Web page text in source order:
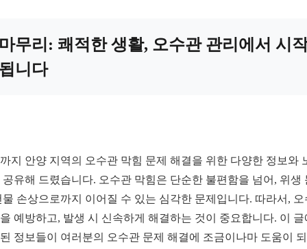
무리: 쾌적한 생활, 오수관 관리에서 시
니다
지 안양 지역의 오수관 막힘 문제 해결을 위한 다양한 정보와
공유해 드렸습니다. 오수관 막힘은 단순한 불편함을 넘어, 위생
물 손상으로까지 이어질 수 있는 심각한 문제입니다. 따라서, 오
예방하고, 발생 시 신속하게 해결하는 것이 중요합니다. 이 글
정보들이 여러분의 오수관 문제 해결에 조금이나마 도움이